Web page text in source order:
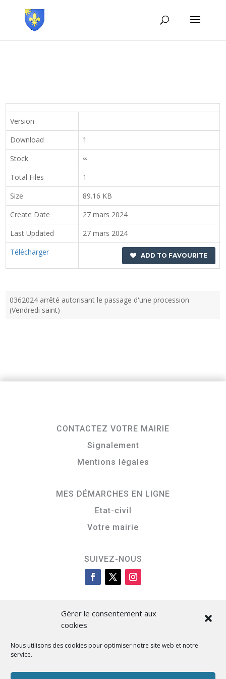
Gérer le consentement aux
cookies
Nous utilisons des cookies pour optimiser notre site web et notre
service.
Version
Download
1
Stock
∞
Total Files
1
Size
89.16 KB
Create Date
27 mars 2024
Last Updated
27 mars 2024
Télécharger
ADD TO FAVOURITE
0362024 arrêté autorisant le passage d'une procession
(Vendredi saint)
CONTACTEZ VOTRE MAIRIE
Signalement
Mentions légales
MES DÉMARCHES EN LIGNE
Etat-civil
Votre mairie
SUIVEZ-NOUS
Cità di L’Isula